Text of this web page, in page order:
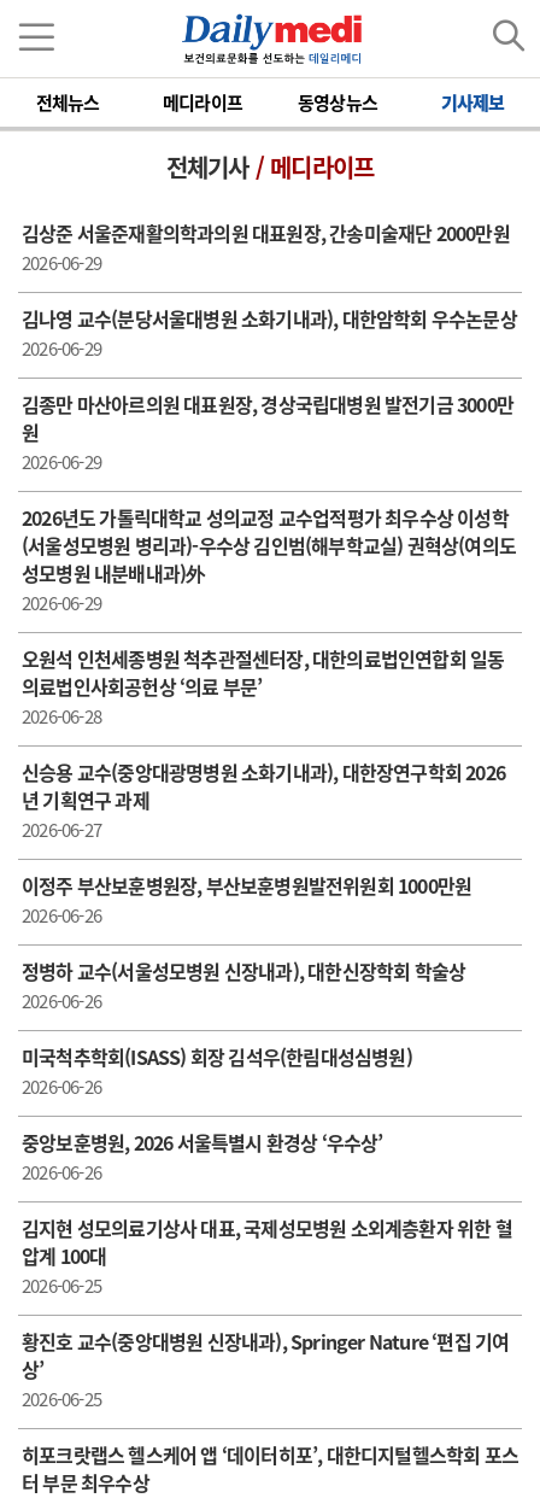
전체뉴스 메디라이프 동영상뉴스 기사제보
전체기사/ 메디라이프
김상준 서울준재활의학과의원 대표원장, 간송미술재단 2000만원
2026-06-29
김나영 교수(분당서울대병원 소화기내과), 대한암학회 우수논문상
2026-06-29
김종만 마산아르의원 대표원장, 경상국립대병원 발전기금 3000만
원
2026-06-29
2026년도 가톨릭대학교 성의교정 교수업적평가 최우수상 이성학
(서울성모병원 병리과)-우수상 김인범(해부학교실) 권혁상(여의도
성모병원 내분배내과)外
2026-06-29
오원석 인천세종병원 척추관절센터장, 대한의료법인연합회 일동
의료법인사회공헌상 ‘의료 부문’
2026-06-28
신승용 교수(중앙대광명병원 소화기내과), 대한장연구학회 2026
년 기획연구 과제
2026-06-27
이정주 부산보훈병원장, 부산보훈병원발전위원회 1000만원
2026-06-26
정병하 교수(서울성모병원 신장내과), 대한신장학회 학술상
2026-06-26
미국척추학회(ISASS) 회장 김석우(한림대성심병원)
2026-06-26
중앙보훈병원, 2026 서울특별시 환경상 ‘우수상’
2026-06-26
김지현 성모의료기상사 대표, 국제성모병원 소외계층환자 위한 혈
압계 100대
2026-06-25
황진호 교수(중앙대병원 신장내과), Springer Nature ‘편집 기여
상’
2026-06-25
히포크랏랩스 헬스케어 앱 ‘데이터히포’, 대한디지털헬스학회 포스
터 부문 최우수상